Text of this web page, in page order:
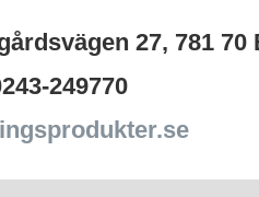
27, 781 70
249770